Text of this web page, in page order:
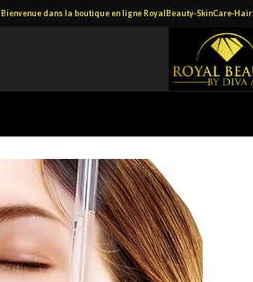
Bienvenue dans la boutique en ligne RoyalBeauty-SkinCare-Hair